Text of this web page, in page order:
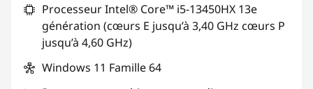
Code de réduction : GAMING-DEAL
Processeur Intel® Core™ i5-13450HX 13e
génération (cœurs E jusqu’à 3,40 GHz cœurs P
jusqu’à 4,60 GHz)
Windows 11 Famille 64